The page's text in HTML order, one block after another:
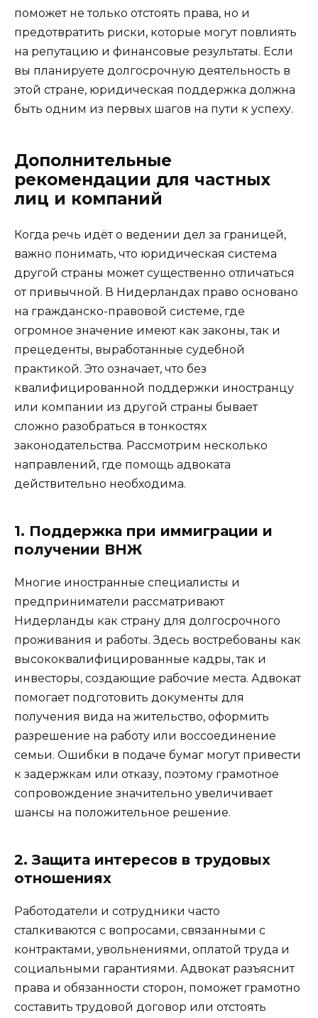
поможет не только отстоять права, но и
предотвратить риски, которые могут повлиять
на репутацию и финансовые результаты. Если
вы планируете долгосрочную деятельность в
этой стране, юридическая поддержка должна
быть одним из первых шагов на пути к успеху.
Дополнительные
рекомендации для частных
лиц и компаний
Когда речь идёт о ведении дел за границей,
важно понимать, что юридическая система
другой страны может существенно отличаться
от привычной. В Нидерландах право основано
на гражданско-правовой системе, где
огромное значение имеют как законы, так и
прецеденты, выработанные судебной
практикой. Это означает, что без
квалифицированной поддержки иностранцу
или компании из другой страны бывает
сложно разобраться в тонкостях
законодательства. Рассмотрим несколько
направлений, где помощь адвоката
действительно необходима.
1. Поддержка при иммиграции и
получении ВНЖ
Многие иностранные специалисты и
предприниматели рассматривают
Нидерланды как страну для долгосрочного
проживания и работы. Здесь востребованы как
высококвалифицированные кадры, так и
инвесторы, создающие рабочие места. Адвокат
помогает подготовить документы для
получения вида на жительство, оформить
разрешение на работу или воссоединение
семьи. Ошибки в подаче бумаг могут привести
к задержкам или отказу, поэтому грамотное
сопровождение значительно увеличивает
шансы на положительное решение.
2. Защита интересов в трудовых
отношениях
Работодатели и сотрудники часто
сталкиваются с вопросами, связанными с
контрактами, увольнениями, оплатой труда и
социальными гарантиями. Адвокат разъяснит
права и обязанности сторон, поможет грамотно
составить трудовой договор или отстоять